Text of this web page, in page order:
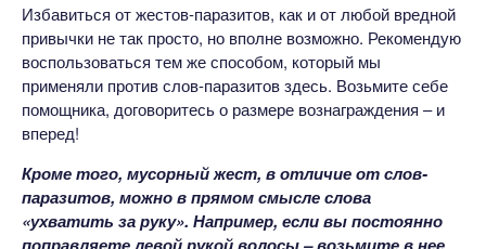
Избавиться от жестов-паразитов, как и от любой вредной
привычки не так просто, но вполне возможно. Рекомендую
воспользоваться тем же способом, который мы
применяли против слов-паразитов здесь. Возьмите себе
помощника, договоритесь о размере вознаграждения – и
вперед!
Кроме того, мусорный жест, в отличие от слов-
паразитов, можно в прямом смысле слова
«ухватить за руку». Например, если вы постоянно